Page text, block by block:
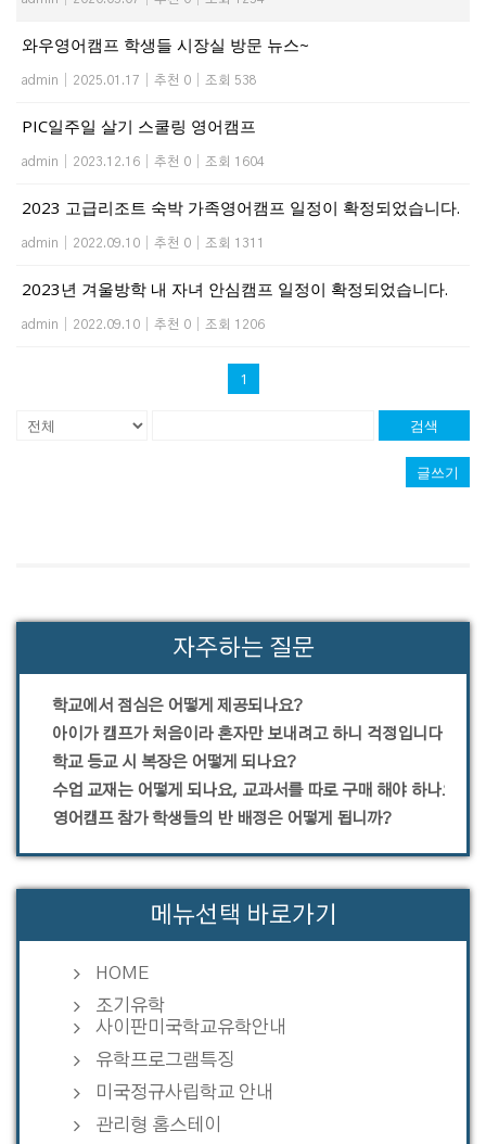
와우영어캠프 학생들 시장실 방문 뉴스~
admin 2025.01.17 추천 0 조회 538
PIC일주일 살기 스쿨링 영어캠프
admin 2023.12.16 추천 0 조회 1604
2023 고급리조트 숙박 가족영어캠프 일정이 확정되었습니다.
admin 2022.09.10 추천 0 조회 1311
2023년 겨울방학 내 자녀 안심캠프 일정이 확정되었습니다.
admin 2022.09.10 추천 0 조회 1206
1
검색
글쓰기
자주하는 질문
학교에서 점심은 어떻게 제공되나요?
아이가 캠프가 처음이라 혼자만 보내려고 하니 걱정입니다.
학교 등교 시 복장은 어떻게 되나요?
수업 교재는 어떻게 되나요, 교과서를 따로 구매 해야 하나요?
영어캠프 참가 학생들의 반 배정은 어떻게 됩니까?
메뉴선택 바로가기
HOME
조기유학
사이판미국학교유학안내
유학프로그램특징
미국정규사립학교 안내
관리형 홈스테이